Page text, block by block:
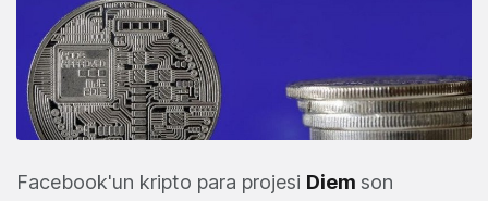
Facebook'un kripto para projesi Diem son